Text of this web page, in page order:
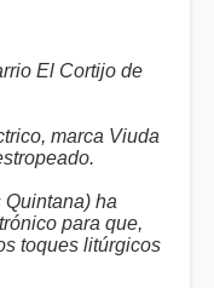
El Cortijo de
marca Viuda
ha
para que,
toques litúrgicos